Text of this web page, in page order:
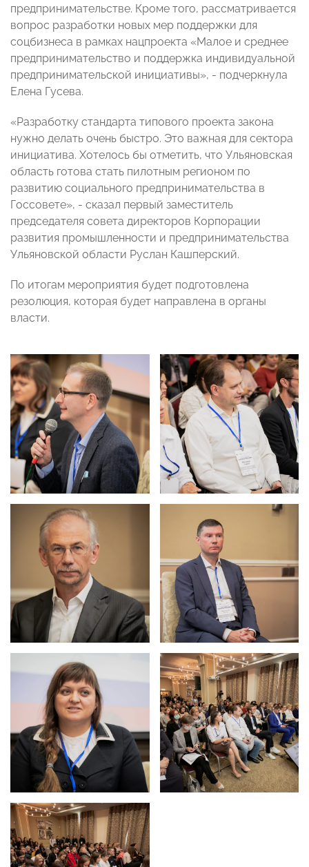
предпринимательстве. Кроме того, рассматривается
вопрос разработки новых мер поддержки для
соцбизнеса в рамках нацпроекта «Малое и среднее
предпринимательство и поддержка индивидуальной
предпринимательской инициативы», - подчеркнула
Елена Гусева.
«Разработку стандарта типового проекта закона
нужно делать очень быстро. Это важная для сектора
инициатива. Хотелось бы отметить, что Ульяновская
область готова стать пилотным регионом по
развитию социального предпринимательства в
Госсовете», - сказал первый заместитель
председателя совета директоров Корпорации
развития промышленности и предпринимательства
Ульяновской области Руслан Кашперский.
По итогам мероприятия будет подготовлена
резолюция, которая будет направлена в органы
власти.